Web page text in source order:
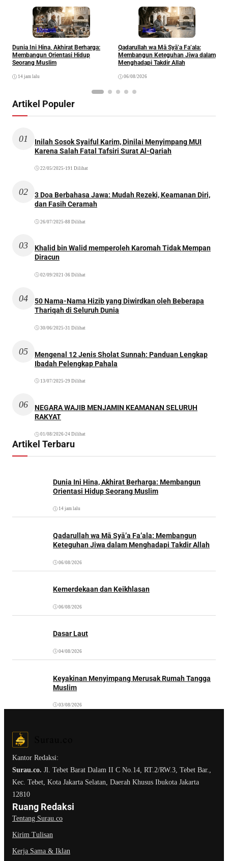
Khazanah
Dunia Ini Hina, Akhirat Berharga:
Membangun Orientasi Hidup
Seorang Muslim
14 jam lalu
Ibadah
Qadarullah wa Mā Syā’a Fa’ala:
Membangun Keteguhan Jiwa dalam
Menghadapi Takdir Allah
06/08/2026
Artikel Populer
01
Inilah Sosok Syaiful Karim, Dinilai Menyimpang MUI
Karena Salah Fatal Tafsiri Surat Al-Qariah
22/05/2025 •191 Dilihat
02
3 Doa Berbahasa Jawa: Mudah Rezeki, Keamanan Diri,
dan Fasih Ceramah
26/07/2025 •88 Dilihat
03
Khalid bin Walid memperoleh Karomah Tidak Mempan
Diracun
02/09/2021 •36 Dilihat
04
50 Nama-Nama Hizib yang Diwirdkan oleh Beberapa
Thariqah di Seluruh Dunia
30/06/2025 •31 Dilihat
05
Mengenal 12 Jenis Sholat Sunnah: Panduan Lengkap
Ibadah Pelengkap Pahala
13/07/2025 •29 Dilihat
06
NEGARA WAJIB MENJAMIN KEAMANAN SELURUH
RAKYAT
01/08/2026•24 Dilihat
Artikel Terbaru
Dunia Ini Hina, Akhirat Berharga: Membangun
Orientasi Hidup Seorang Muslim
14 jam lalu
Qadarullah wa Mā Syā’a Fa’ala: Membangun
Keteguhan Jiwa dalam Menghadapi Takdir Allah
06/08/2026
Kemerdekaan dan Keikhlasan
06/08/2026
Dasar Laut
04/08/2026
Keyakinan Menyimpang Merusak Rumah Tangga
Muslim
03/08/2026
Kantor Redaksi:
Surau.co. Jl. Tebet Barat Dalam II C No.14, RT.2/RW.3, Tebet Bar.,
Kec. Tebet, Kota Jakarta Selatan, Daerah Khusus Ibukota Jakarta
12810
Ruang Redaksi
Tentang Surau.co
Kirim Tulisan
Kerja Sama & Iklan